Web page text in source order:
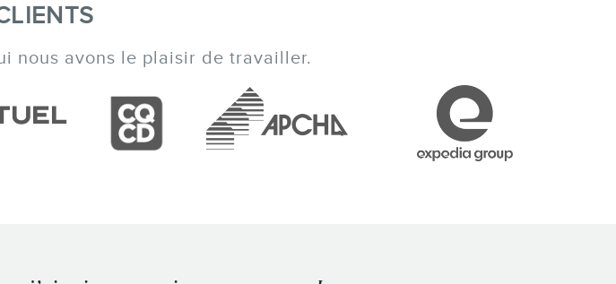
nous avons le plaisir de travailler.